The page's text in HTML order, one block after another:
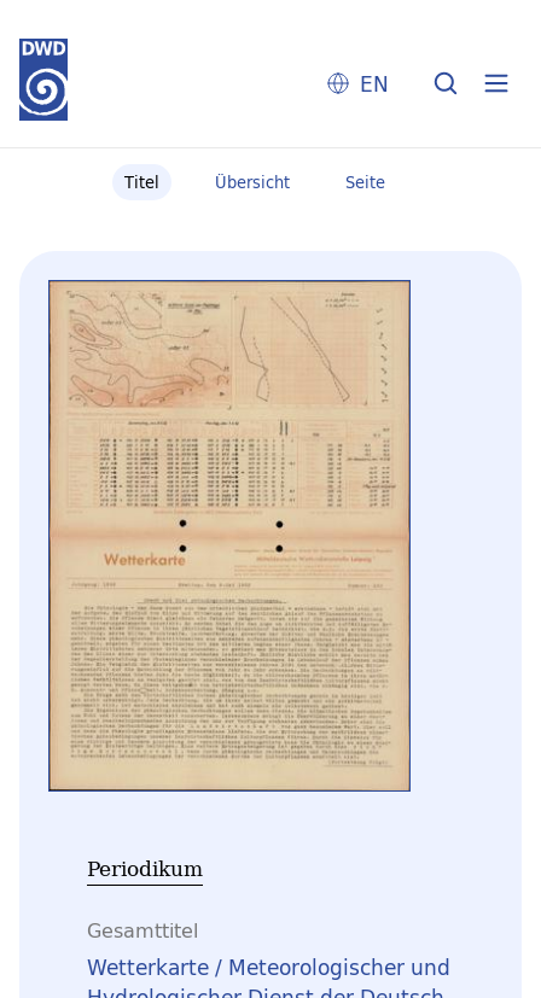
EN
Titel Übersicht Seite
Periodikum
Gesamttitel
Wetterkarte / Meteorologischer und